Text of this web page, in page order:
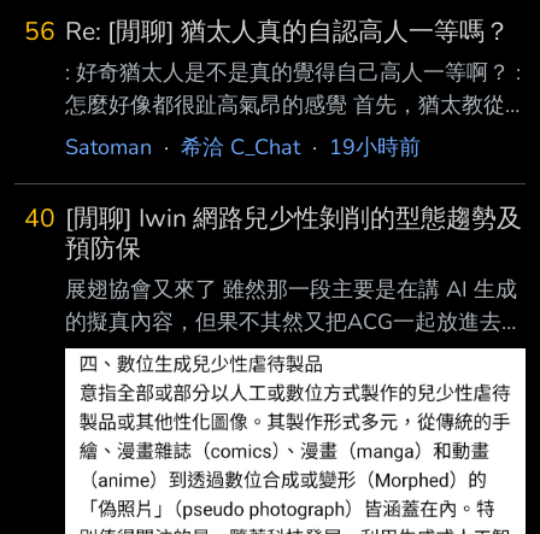
接 都從齁夢返流過去很多 ID的成員也表示有類
似情況 那與其在這個地方摳門 想著要把爛球的
損失撈回來 但造成玩家因為覺得過度摳門而流
失 不如把眼光放遠一些 多送多推廣 多留住開服
玩家 這樣能形成正向回饋機制 彼此拉抬人氣 這
樣會更好一些嗎？ 雖然我覺得在連續登頂情況
下 營運一定覺得他們做法很正確就是了QQ.... --
56 Re: [閒聊] 猶太人真的自認高人一等嗎？
: 好奇猶太人是不是真的覺得自己高人一等啊？ :
怎麼好像都很趾高氣昂的感覺 首先，猶太教從
來沒說上帝只救猶太人。 猶太教中上帝的概念
上帝」。 但是迦勒底帝國尼布甲尼撒二世於西
元前六世紀初入侵猶大王國， 不僅摧毀所羅門
王聖殿，還將整批猶太人打包一起帶回巴比倫奴
役。 史稱「巴比倫之囚」。 這是一個可以從考
古成果來檢驗的真實歷史事件。 這時候猶太人
就開始想。 不是只有我們的神是真的嗎？ 既然
我們的神是真的，那為什麼我們會戰敗，還會過
得那麼慘？ 難道神不存在，不可能啊，
Satoman · 希洽 C_Chat· 19小時前
40 [閒聊] Iwin 網路兒少性剝削的型態趨勢及
預防保
展翅協會又來了 雖然那一段主要是在講 AI 生成
的擬真內容，但果不其然又把ACG一起放進去講
https://i.imgur.com/SAjbE4l.jpeg 全文：
https://www.facebook.com/share/p/1EUifUbdac
/ #i分享【網路兒少性剝削的型態趨勢及預防保
護】 台灣展翅協會秘書長及研究員陳逸玲、簡
郁諠（2025），根據全球兒童安全機構
（Childlig ht-Global Child Safety Institute）